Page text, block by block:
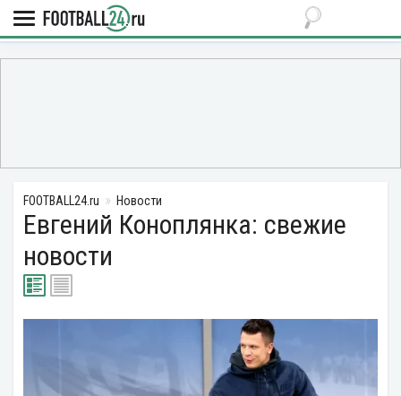
FOOTBALL24.ru Новости
Евгений Коноплянка: свежие
новости